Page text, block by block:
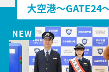
大空港～GATE24